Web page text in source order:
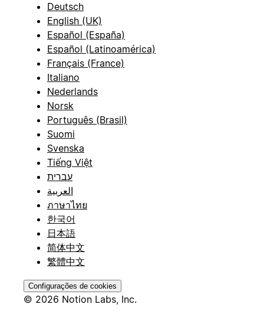
Deutsch
English (UK)
Español (España)
Español (Latinoamérica)
Français (France)
Italiano
Nederlands
Norsk
Português (Brasil)
Suomi
Svenska
Tiếng Việt
עברית
العربية
ภาษาไทย
한국어
日本語
简体中文
繁體中文
Configurações de cookies
© 2026 Notion Labs, Inc.